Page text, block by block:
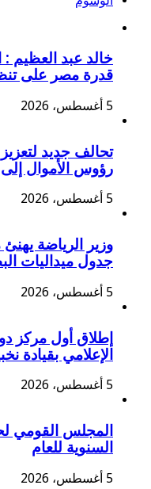
خالد عبد العظيم :
قدرة مصر على
5 أغسطس، 2026
تحالف جديد
رؤوس الأموال
5 أغسطس، 2026
وزير الرياضة
جدول ميداليات
5 أغسطس، 2026
إطلاق أول مركز
الإعلامي بقيادة
5 أغسطس، 2026
المجلس القومي
السنوية للعام
5 أغسطس، 2026